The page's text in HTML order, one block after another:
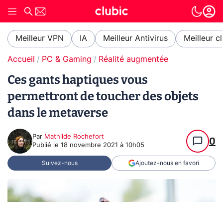
Meilleur VPN IA Meilleur Antivirus Meilleur
Accueil PC & Gaming Réalité augmentée
Ces gants haptiques vous
permettront de toucher des objets
dans le metaverse
Par Mathilde Rochefort
Publié le 18 novembre 2021 à 10h05 0
Suivez-nous Ajoutez-nous en favori